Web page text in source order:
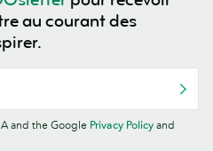
au courant des
and the Google Privacy Policy and